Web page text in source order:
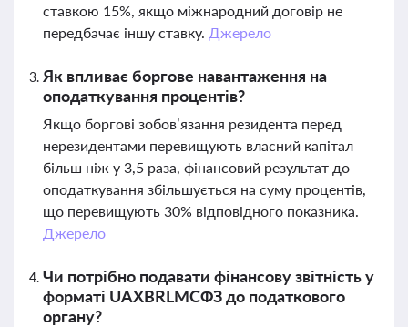
ставкою 15%, якщо міжнародний договір не
передбачає іншу ставку. Джерело
Як впливає боргове навантаження на
оподаткування процентів?
Якщо боргові зобов’язання резидента перед
нерезидентами перевищують власний капітал
більш ніж у 3,5 раза, фінансовий результат до
оподаткування збільшується на суму процентів,
що перевищують 30% відповідного показника.
Джерело
Чи потрібно подавати фінансову звітність у
форматі UAXBRLМСФЗ до податкового
органу?